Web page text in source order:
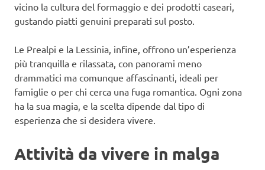
vicino la cultura del formaggio e dei prodotti caseari,
gustando piatti genuini preparati sul posto.
Le Prealpi e la Lessinia, infine, offrono un’esperienza
più tranquilla e rilassata, con panorami meno
drammatici ma comunque affascinanti, ideali per
famiglie o per chi cerca una fuga romantica. Ogni zona
ha la sua magia, e la scelta dipende dal tipo di
esperienza che si desidera vivere.
Attività da vivere in malga